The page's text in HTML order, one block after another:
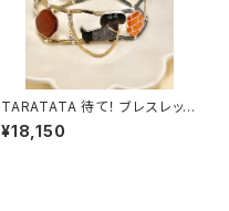
TARATATA 待て！ ブレスレット
#1
¥18,150